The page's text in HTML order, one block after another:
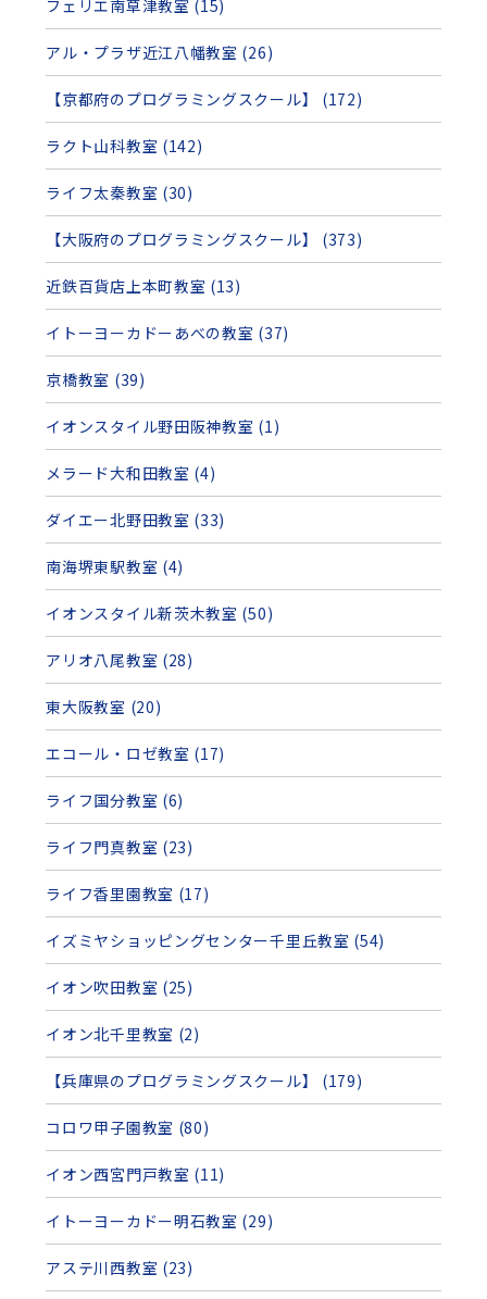
フェリエ南草津教室 (15)
アル・プラザ近江八幡教室 (26)
【京都府のプログラミングスクール】 (172)
ラクト山科教室 (142)
ライフ太秦教室 (30)
【大阪府のプログラミングスクール】 (373)
近鉄百貨店上本町教室 (13)
イトーヨーカドーあべの教室 (37)
京橋教室 (39)
イオンスタイル野田阪神教室 (1)
メラード大和田教室 (4)
ダイエー北野田教室 (33)
南海堺東駅教室 (4)
イオンスタイル新茨木教室 (50)
アリオ八尾教室 (28)
東大阪教室 (20)
エコール・ロゼ教室 (17)
ライフ国分教室 (6)
ライフ門真教室 (23)
ライフ香里園教室 (17)
イズミヤショッピングセンター千里丘教室 (54)
イオン吹田教室 (25)
イオン北千里教室 (2)
【兵庫県のプログラミングスクール】 (179)
コロワ甲子園教室 (80)
イオン西宮門戸教室 (11)
イトーヨーカドー明石教室 (29)
アステ川西教室 (23)